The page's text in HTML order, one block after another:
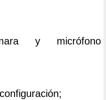
y micrófono